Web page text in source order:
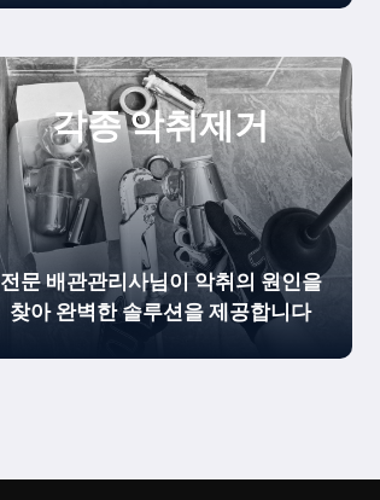
각종 악취제거
전문 배관관리사님이 악취의 원인을
찾아 완벽한 솔루션을 제공합니다